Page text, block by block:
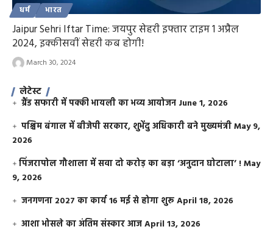
धर्म भारत
Jaipur Sehri Iftar Time: जयपुर सेहरी इफ्तार टाइम 1 अप्रैल
2024, इक्कीसवीं सेहरी कब होगी!
March 30, 2024
लेटेस्ट
ग्रैंड सफारी में पक्की भायली का भव्य आयोजन June 1, 2026
पश्चिम बंगाल में बीजेपी सरकार, शुभेंदु अधिकारी बने मुख्यमंत्रीMay 9,
2026
​पिंजरापोल गौशाला में सवा दो करोड़ का बड़ा ‘अनुदान घोटाला’ !May
9, 2026
जनगणना 2027 का कार्य 16 मई से होगा शुरूApril 18, 2026
आशा भोसले का अंतिम संस्कार आजApril 13, 2026